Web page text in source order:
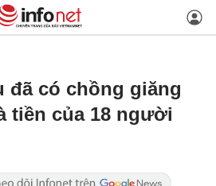
đã có chồng giăng
tiền của 18 người